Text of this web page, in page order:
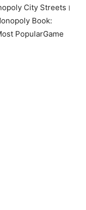
City Streets।
Monopoly Book:
PopularGame